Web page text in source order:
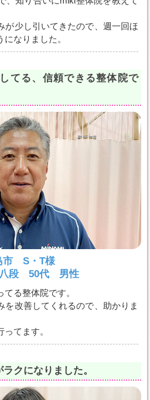
が少し引いてきたので、週一回ほ
なりました。
てる、信頼できる整体院で
市 S・T様
段 50代 男性
る整体院です。
を改善してくれるので、助かりま
てます。
クになりました。